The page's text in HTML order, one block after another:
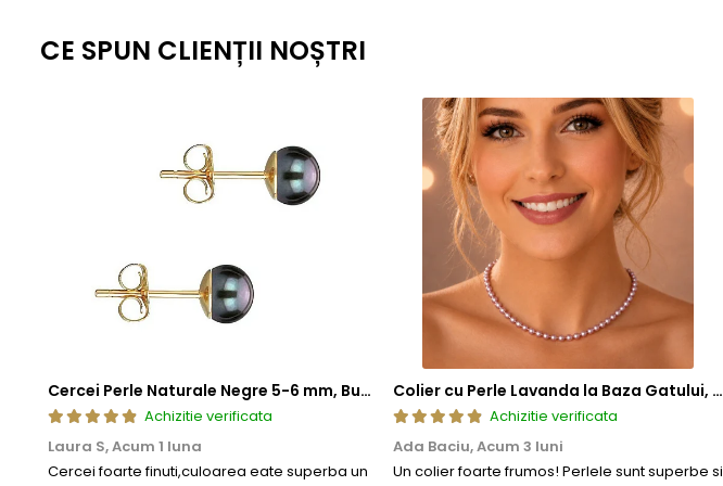
estetica, cat si fiabilitate de lunga durata.
CE SPUN CLIENȚII NOȘTRI
Cercei Perle Naturale Negre 5-6 mm, Buton AAA, Aur 14K (aur 585), Tip Șurub | KASKADDA®
Achizitie verificata
Laura S,Acum 1 luna
Cercei foarte finuti,culoarea eate superba un
Colier cu Perle Lavanda la Baza Gatului, de 4-5 mm, Perle Rare, Calitate AAA+, Aur 14K | KASKADDA®
Achizitie verificata
Ada Baciu,Acum 3 luni
Un colier foarte frumos! Perlele sunt superbe si